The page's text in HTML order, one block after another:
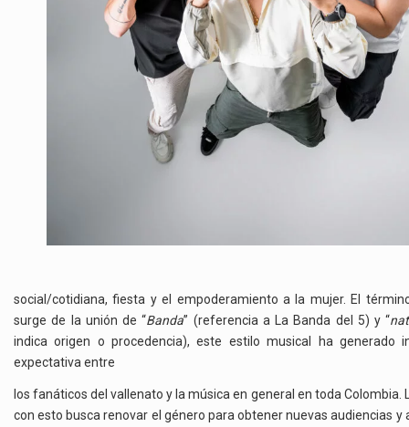
social/cotidiana, fiesta y el empoderamiento a la mujer. El término
surge de la unión de “Banda” (referencia a La Banda del 5) y “
indica origen o procedencia), este estilo musical ha generado
expectativa entre
los fanáticos del vallenato y la música en general en toda Colombia.
con esto busca renovar el género para obtener nuevas audiencias y